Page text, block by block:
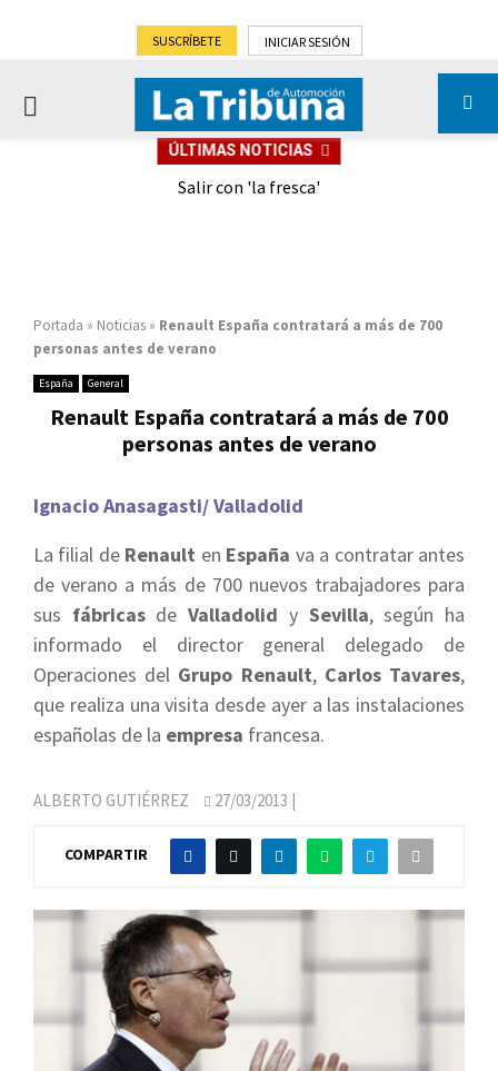
SUSCRÍBETE INICIAR SESIÓN
PRIMARY
ÚLTIMAS NOTICIAS
Salir con 'la fresca'
Portada » Noticias » Renault España contratará a más de 700
personas antes de verano
España General
Renault España contratará a más de 700
personas antes de verano
Ignacio Anasagasti/ Valladolid
La filial de Renault en España va a contratar antes
de verano a más de 700 nuevos trabajadores para
sus fábricasdeValladolid y Sevilla, según ha
informado el director general delegado de
Operaciones del Grupo Renault, Carlos Tavares,
que realiza una visita desde ayer a las instalaciones
españolas de la empresa francesa.
ALBERTO GUTIÉRREZ 27/03/2013 |
COMPARTIR